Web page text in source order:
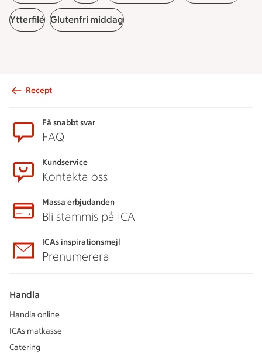
Ytterfilé Glutenfri middag
Recept
Få snabbt svar
FAQ
Kundservice
Kontakta oss
Massa erbjudanden
Bli stammis på ICA
ICAs inspirationsmejl
Prenumerera
Handla
Handla online
ICAs matkasse
Catering